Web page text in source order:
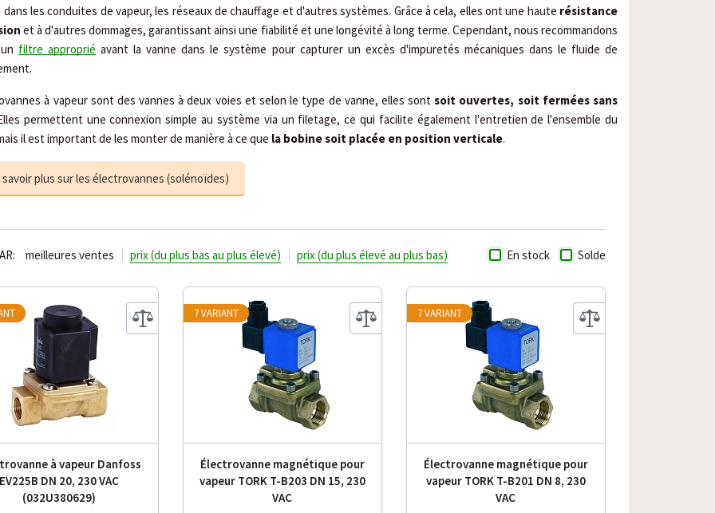
dans les conduites de vapeur, les réseaux de chauffage et d'autres systèmes. Grâce à cela, elles ont une haute résistance
et à d'autres dommages, garantissant ainsi une fiabilité et une longévité à long terme. Cependant, nous recommandons
filtre approprié avant la vanne dans le système pour capturer un excès d'impuretés mécaniques dans le fluide de
à vapeur sont des vannes à deux voies et selon le type de vanne, elles sont soit ouvertes, soit fermées sans
permettent une connexion simple au système via un filetage, ce qui facilite également l'entretien de l'ensemble du
il est important de les monter de manière à ce que la bobine soit placée en position verticale.
savoir plus sur les électrovannes (solénoïdes)
En stock Solde
meilleures ventes prix (du plus bas au plus élevé) prix (du plus élevé au plus bas)
à vapeur Danfoss
EV225B DN 20, 230 VAC
(032U380629)
Électrovanne magnétique pour
vapeur TORK T-B203 DN 15, 230
VAC
7 VARIANT
Électrovanne magnétique pour
vapeur TORK T-B201 DN 8, 230
VAC
7 VARIANT